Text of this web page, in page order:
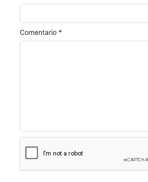
Comentario *